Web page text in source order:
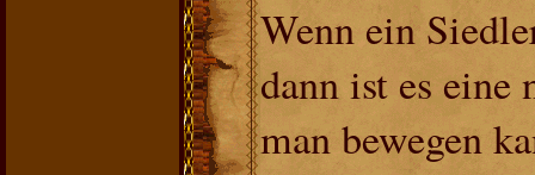
Wenn ein
dann ist es eine
man bewegen